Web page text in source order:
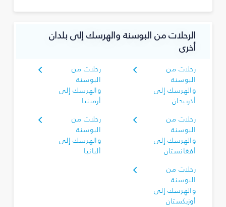
الرحلات من البوسنة والهرسك إلى بلدان
أخرى
رحلات من
البوسنة
والهرسك إلى
أذربيجان
رحلات من
البوسنة
والهرسك إلى
أرمينيا
رحلات من
البوسنة
والهرسك إلى
أفغانستان
رحلات من
البوسنة
والهرسك إلى
ألبانيا
رحلات من
البوسنة
والهرسك إلى
أوزبكستان